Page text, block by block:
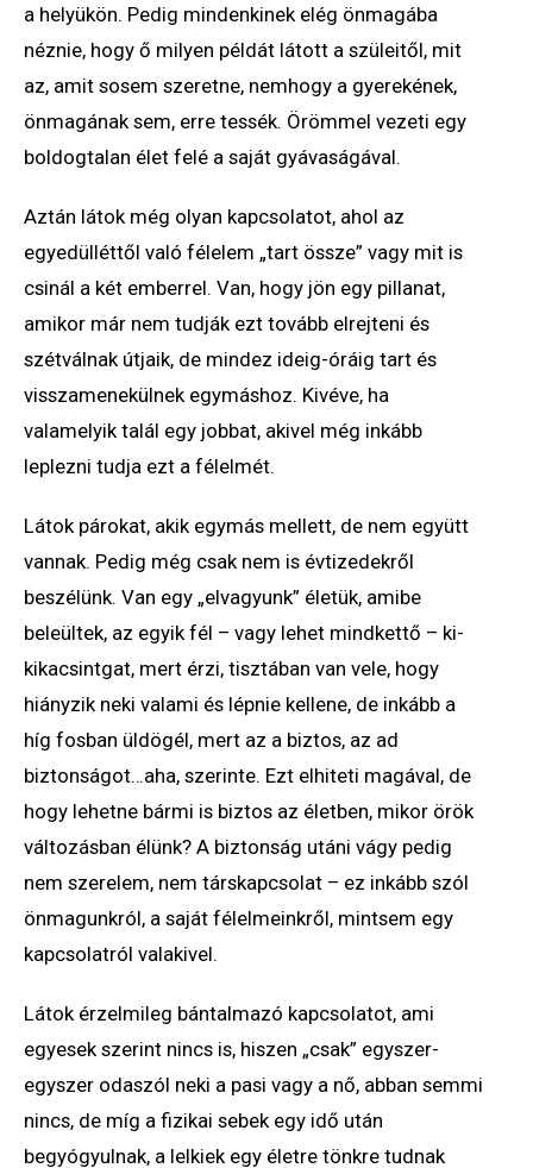
a helyükön. Pedig mindenkinek elég önmagába
néznie, hogy ő milyen példát látott a szüleitől, mit
az, amit sosem szeretne, nemhogy a gyerekének,
önmagának sem, erre tessék. Örömmel vezeti egy
boldogtalan élet felé a saját gyávaságával.
Aztán látok még olyan kapcsolatot, ahol az
egyedülléttől való félelem „tart össze” vagy mit is
csinál a két emberrel. Van, hogy jön egy pillanat,
amikor már nem tudják ezt tovább elrejteni és
szétválnak útjaik, de mindez ideig-óráig tart és
visszamenekülnek egymáshoz. Kivéve, ha
valamelyik talál egy jobbat, akivel még inkább
leplezni tudja ezt a félelmét.
Látok párokat, akik egymás mellett, de nem együtt
vannak. Pedig még csak nem is évtizedekről
beszélünk. Van egy „elvagyunk” életük, amibe
beleültek, az egyik fél – vagy lehet mindkettő – ki-
kikacsintgat, mert érzi, tisztában van vele, hogy
hiányzik neki valami és lépnie kellene, de inkább a
híg fosban üldögél, mert az a biztos, az ad
biztonságot…aha, szerinte. Ezt elhiteti magával, de
hogy lehetne bármi is biztos az életben, mikor örök
változásban élünk? A biztonság utáni vágy pedig
nem szerelem, nem társkapcsolat – ez inkább szól
önmagunkról, a saját félelmeinkről, mintsem egy
kapcsolatról valakivel.
Látok érzelmileg bántalmazó kapcsolatot, ami
egyesek szerint nincs is, hiszen „csak” egyszer-
egyszer odaszól neki a pasi vagy a nő, abban semmi
nincs, de míg a fizikai sebek egy idő után
begyógyulnak, a lelkiek egy életre tönkre tudnak